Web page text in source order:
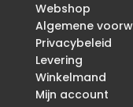
Webshop
Algemene
Privacybeleid
Levering
Winkelmand
Mijn account